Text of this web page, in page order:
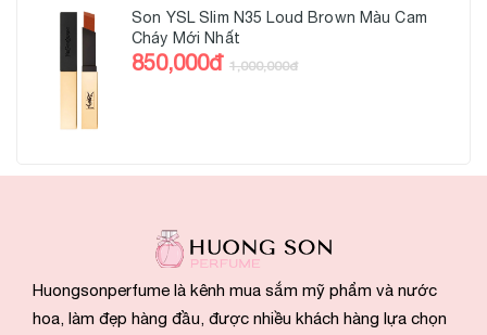
Son YSL Slim N35 Loud Brown Màu Cam
Cháy Mới Nhất
850,000đ 1,000,000đ
Huongsonperfume là kênh mua sắm mỹ phẩm và nước
hoa, làm đẹp hàng đầu, được nhiều khách hàng lựa chọn